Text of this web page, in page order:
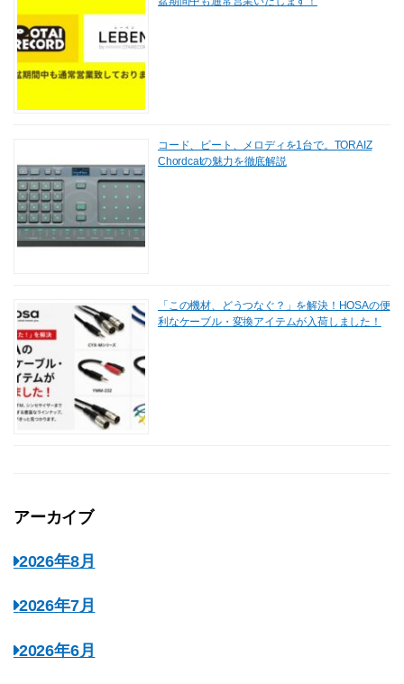
コード、ビート、メロディを1台で。TORAIZ
Chordcatの魅力を徹底解説
「この機材、どうつなぐ？」を解決！HOSAの便
利なケーブル・変換アイテムが入荷しました！
アーカイブ
2026年8月
2026年7月
2026年6月